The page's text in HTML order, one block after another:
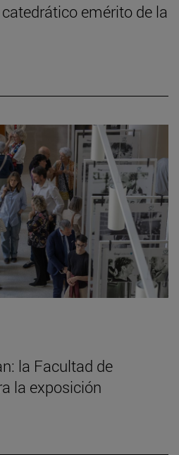
emérito de la
la Facultad de
la exposición